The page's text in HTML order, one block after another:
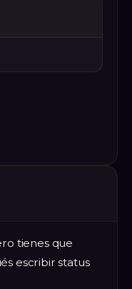
tienes que
escribir status